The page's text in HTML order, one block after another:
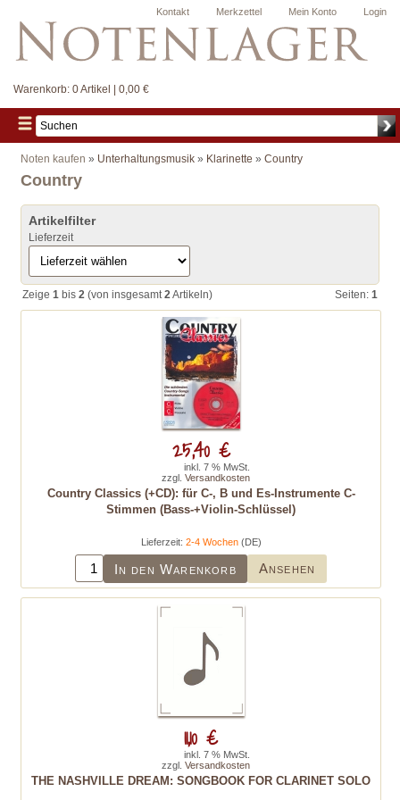
Login
Mein Konto
Merkzettel
Kontakt
Warenkorb: 0 Artikel | 0,00 €
Noten kaufen » Unterhaltungsmusik » Klarinette » Country
Country
Artikelfilter
Lieferzeit
Zeige 1 bis 2 (von insgesamt2Artikeln) Seiten: 1
Country Classics (+CD): für C-, B und Es-Instrumente C-
Stimmen (Bass-+Violin-Schlüssel)
Lieferzeit: 2-4 Wochen(DE)
In den Warenkorb Ansehen
25,40 €
inkl. 7 % MwSt.
zzgl. Versandkosten
THE NASHVILLE DREAM: SONGBOOK FOR CLARINET SOLO
11,10 €
inkl. 7 % MwSt.
zzgl. Versandkosten